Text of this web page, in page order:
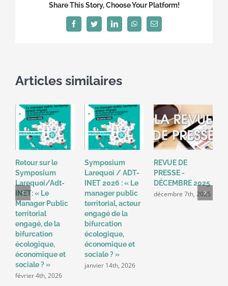
l’Adt-
Share This Story, Choose Your Platform!
FacebookTwitterLinkedInWhatsAppEmail
Articles similaires
Retour sur le
Symposium
Larequoi/Adt-
INET: « Le
Manager Public
territorial
engagé, de la
bifurcation
écologique,
économique et
sociale ? »
février 4th, 2026
Symposium
Larequoi / ADT-
INET 2026 : « Le
manager public
territorial, acteur
engagé de la
bifurcation
écologique,
économique et
sociale ? »
janvier 14th, 2026
REVUE DE
PRESSE -
DÉCEMBRE 2025
décembre 7th, 2025